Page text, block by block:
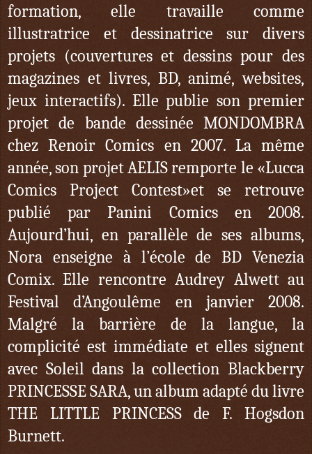
formation, elle travaille comme
illustratrice et dessinatrice sur divers
projets (couvertures et dessins pour des
magazines et livres, BD, animé, websites,
jeux interactifs). Elle publie son premier
projet de bande dessinée MONDOMBRA
chez Renoir Comics en 2007. La même
année, son projet AELIS remporte le «Lucca
Comics Project Contest»et se retrouve
publié par Panini Comics en 2008.
Aujourd’hui, en parallèle de ses albums,
Nora enseigne à l’école de BD Venezia
Comix. Elle rencontre Audrey Alwett au
Festival d’Angoulême en janvier 2008.
Malgré la barrière de la langue, la
complicité est immédiate et elles signent
avec Soleil dans la collection Blackberry
PRINCESSE SARA, un album adapté du livre
THE LITTLE PRINCESS de F. Hogsdon
Burnett.